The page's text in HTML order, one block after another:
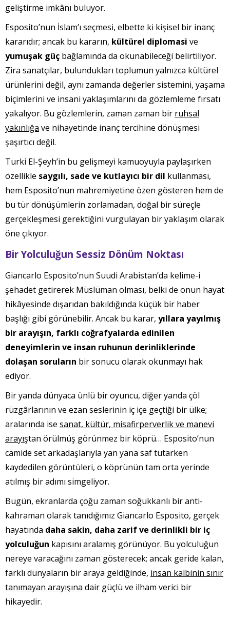
geliştirme imkânı buluyor.
Esposito’nun İslam’ı seçmesi, elbette ki kişisel bir inanç
kararıdır; ancak bu kararın, kültürel diplomasi ve
yumuşak güç bağlamında da okunabileceği belirtiliyor.
Zira sanatçılar, bulundukları toplumun yalnızca kültürel
ürünlerini değil, aynı zamanda değerler sistemini, yaşama
biçimlerini ve insani yaklaşımlarını da gözlemleme fırsatı
yakalıyor. Bu gözlemlerin, zaman zaman bir ruhsal
yakınlığa ve nihayetinde inanç tercihine dönüşmesi
şaşırtıcı değil.
Turki El-Şeyh’in bu gelişmeyi kamuoyuyla paylaşırken
özellikle saygılı, sade ve kutlayıcı bir dil kullanması,
hem Esposito’nun mahremiyetine özen gösteren hem de
bu tür dönüşümlerin zorlamadan, doğal bir süreçle
gerçekleşmesi gerektiğini vurgulayan bir yaklaşım olarak
öne çıkıyor.
Bir Yolculuğun Sessiz Dönüm Noktası
Giancarlo Esposito’nun Suudi Arabistan’da kelime-i
şehadet getirerek Müslüman olması, belki de onun hayat
hikâyesinde dışarıdan bakıldığında küçük bir haber
başlığı gibi görünebilir. Ancak bu karar, yıllara yayılmış
bir arayışın, farklı coğrafyalarda edinilen
deneyimlerin ve insan ruhunun derinliklerinde
dolaşan soruların bir sonucu olarak okunmayı hak
ediyor.
Bir yanda dünyaca ünlü bir oyuncu, diğer yanda çöl
rüzgârlarının ve ezan seslerinin iç içe geçtiği bir ülke;
aralarında ise sanat, kültür, misafirperverlik ve manevi
arayıştan örülmüş görünmez bir köprü… Esposito’nun
camide set arkadaşlarıyla yan yana saf tutarken
kaydedilen görüntüleri, o köprünün tam orta yerinde
atılmış bir adımı simgeliyor.
Bugün, ekranlarda çoğu zaman soğukkanlı bir anti-
kahraman olarak tanıdığımız Giancarlo Esposito, gerçek
hayatında daha sakin, daha zarif ve derinlikli bir iç
yolculuğun kapısını aralamış görünüyor. Bu yolculuğun
nereye varacağını zaman gösterecek; ancak geride kalan,
farklı dünyaların bir araya geldiğinde, insan kalbinin sınır
tanımayan arayışına dair güçlü ve ilham verici bir
hikayedir.